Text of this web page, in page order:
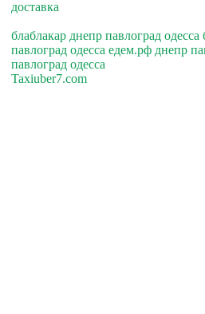
доставка
блаблакар днепр павлоград одесса
павлоград одесса едем.рф днепр
павлоград одесса
Taxiuber7.com